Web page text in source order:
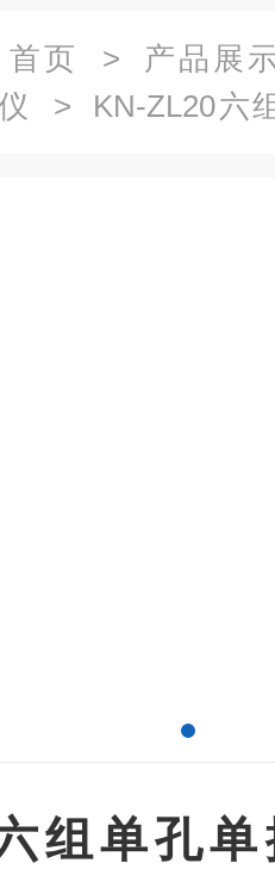
首页 > 产品展
> KN-ZL20六
组单孔